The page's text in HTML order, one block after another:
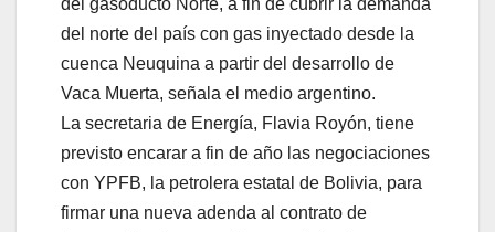
del gasoducto Norte, a fin de cubrir la demanda
del norte del país con gas inyectado desde la
cuenca Neuquina a partir del desarrollo de
Vaca Muerta, señala el medio argentino.
La secretaria de Energía, Flavia Royón, tiene
previsto encarar a fin de año las negociaciones
con YPFB, la petrolera estatal de Bolivia, para
firmar una nueva adenda al contrato de